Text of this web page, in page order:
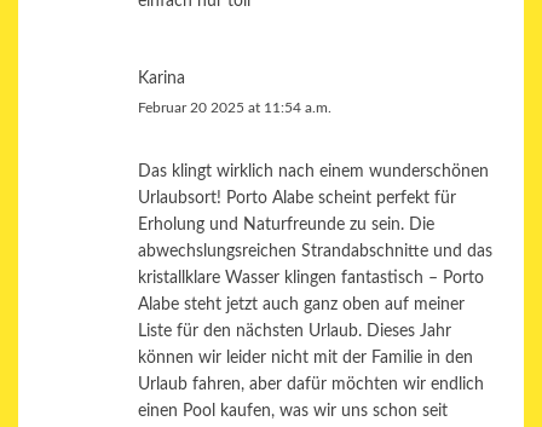
Karina
Februar 20 2025 at 11:54 a.m.
Das klingt wirklich nach einem wunderschönen
Urlaubsort! Porto Alabe scheint perfekt für
Erholung und Naturfreunde zu sein. Die
abwechslungsreichen Strandabschnitte und das
kristallklare Wasser klingen fantastisch – Porto
Alabe steht jetzt auch ganz oben auf meiner
Liste für den nächsten Urlaub. Dieses Jahr
können wir leider nicht mit der Familie in den
Urlaub fahren, aber dafür möchten wir endlich
einen Pool kaufen, was wir uns schon seit